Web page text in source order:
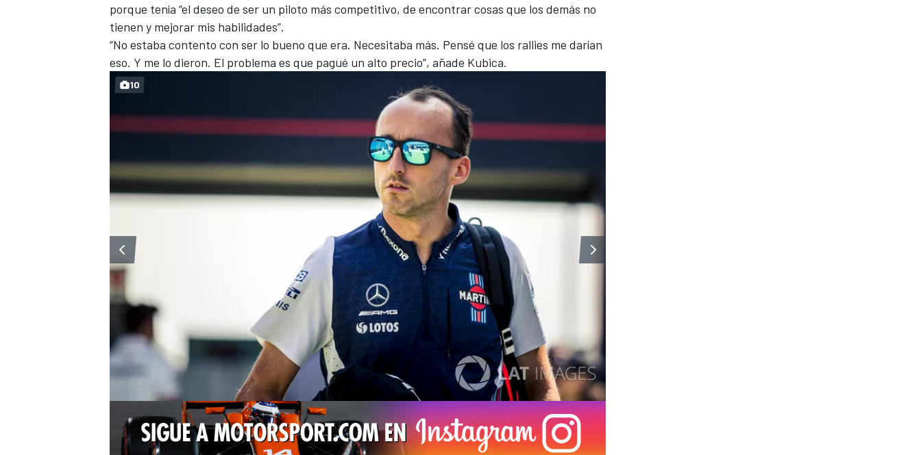
porque tenía “el deseo de ser un piloto más competitivo, de encontrar cosas que los demás no
tienen y mejorar mis habilidades”.
“No estaba contento con ser lo bueno que era. Necesitaba más. Pensé que los rallies me darían
eso. Y me lo dieron. El problema es que pagué un alto precio”, añade Kubica.
10